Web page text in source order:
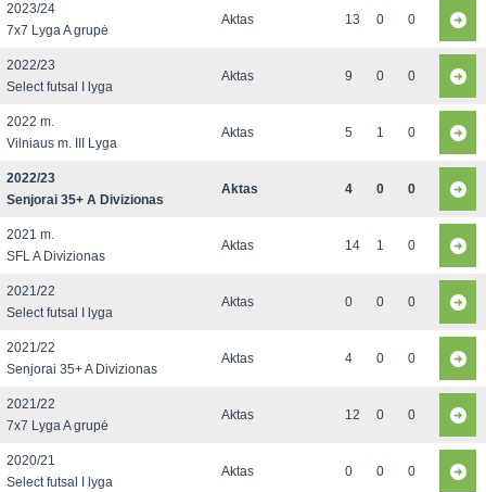
2023/24
7x7 Lyga A grupė
Aktas 13 0 0
2022/23
Select futsal I lyga
Aktas 9 0 0
2022 m.
Vilniaus m. III Lyga
Aktas 5 1 0
2022/23
Senjorai 35+ A Divizionas
Aktas 4 0 0
2021 m.
SFL A Divizionas
Aktas 14 1 0
2021/22
Select futsal I lyga
Aktas 0 0 0
2021/22
Senjorai 35+ A Divizionas
Aktas 4 0 0
2021/22
7x7 Lyga A grupė
Aktas 12 0 0
2020/21
Select futsal I lyga
Aktas 0 0 0